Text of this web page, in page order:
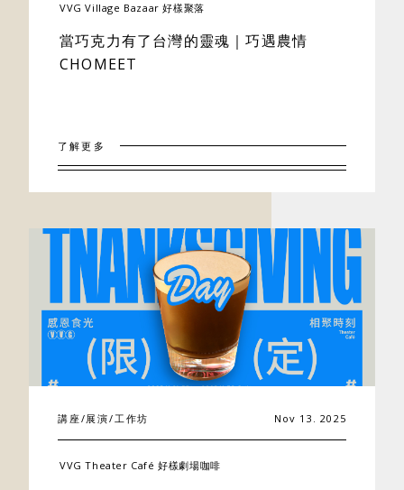
VVG Village Bazaar 好樣聚落
當巧克力有了台灣的靈魂｜巧遇農情
CHOMEET
了解更多
講座/展演/工作坊 Nov 13. 2025
VVG Theater Café 好樣劇場咖啡